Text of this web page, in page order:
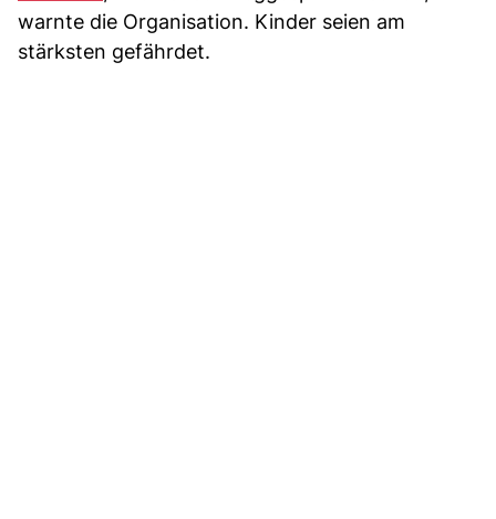
warnte die Organisation. Kinder seien am
stärksten gefährdet.